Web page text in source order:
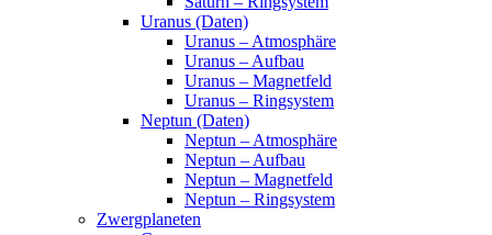
Uranus (Daten)
Uranus – Atmosphäre
Uranus – Aufbau
Uranus – Magnetfeld
Uranus – Ringsystem
Neptun (Daten)
Neptun – Atmosphäre
Neptun – Aufbau
Neptun – Magnetfeld
Neptun – Ringsystem
Zwergplaneten